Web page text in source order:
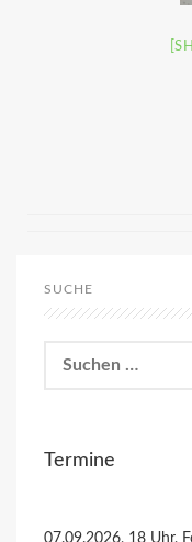
SUCHE
nach:
Termine
07.09.2026, 18 Uhr,